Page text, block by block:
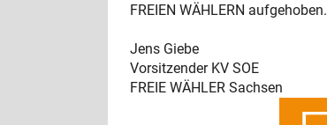
FREIEN WÄHLERN aufgehoben.
Jens Giebe
Vorsitzender KV SOE
FREIE WÄHLER Sachsen